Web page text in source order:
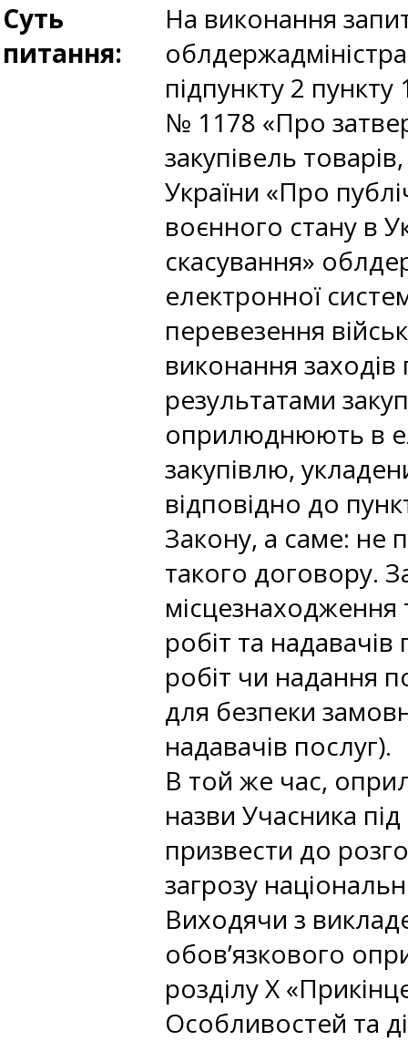
Суть
питання:
На виконання
підпункту 2
№ 1178 «Про
закупівель
України «Про
воєнного стану в
скасування»
електронної
перевезення
виконання
результатами
оприлюднюють в
закупівлю,
відповідно до
Закону, а саме: не
такого договору.
місцезнаходження
робіт та
робіт чи надання
для безпеки
надавачів послуг).
В той же час,
назви Учасника
призвести до
загрозу
Виходячи з
обов’язкового
розділу Х
Особливостей та